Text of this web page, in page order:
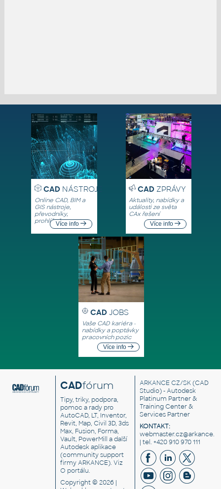
CADNÁSTROJE
Online CAD, BIM a
GIS nástroje,
převodníky,
prohlížečeVíce info
CADZPRÁVY
Aktuality, nabídky a
události ze světa
CAx řešení
Více info
CAD JOBS
Vaše CAD kariéra -
nabídky a poptávky
pracovních pozic
Více info
CADfórum
Tipy, triky, podpora,
pomoc a rady pro
AutoCAD, LT, Inventor,
Revit, Map, Civil 3D, 3ds
Max, Fusion, Forma,
Vault, PowerMill a další
Autodesk aplikace
(community support
firmy ARKANCE). Viz
O portálu.
Copyright © 2026 |
ARKANCE CZ/SK(CAD
Studio) - Autodesk
Platinum Partner &
Training Center &
Services Partner
KONTAKT:
| tel. +420 910 970 111